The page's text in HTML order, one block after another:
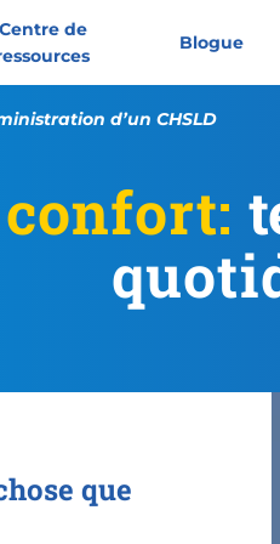
Centre de
Blogue
d’un CHSLD
que